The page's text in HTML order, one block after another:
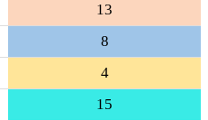
13
8
4
15